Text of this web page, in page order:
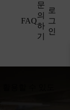
FAQ
문
의
하
기
로
그
인